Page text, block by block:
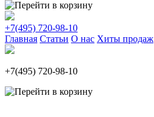
+7(495) 720-98-10
Главная Статьи О нас Хиты продаж
+7(495) 720-98-10